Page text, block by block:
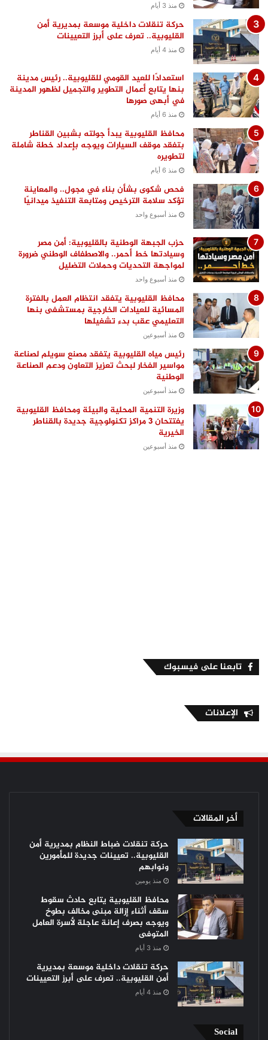
منذ 3 أيام
حركة تنقلات داخلية موسعة بمديرية أمن
القليوبية.. تعرف على أبرز التعيينات
منذ 4 أيام
استعدادًا للعيد القومي للقليوبية.. رئيس مدينة
بنها يتابع أعمال التطوير والتجميل لظهور المدينة
في أبهى صورها
منذ 6 أيام
محافظ القليوبية يبدأ جولته بشبين القناطر
بتفقد موقف السيارات ويوجه بإعداد خطة شاملة
لتطويره
منذ 6 أيام
فحص شكوى بشأن بناء في مجول.. والمعاينة
تؤكد سلامة الترخيص ومتابعة التنفيذ ميدانيًا
منذ أسبوع واحد
حزب الجبهة الوطنية بالقليوبية: أمن مصر
وسيادتها خط أحمر.. والاصطفاف الوطني ضرورة
لمواجهة التحديات وحملات التضليل
منذ أسبوع واحد
محافظ القليوبية يتفقد انتظام العمل بالفترة
المسائية للعيادات الخارجية بمستشفى بنها
التعليمي عقب بدء تشغيلها
منذ أسبوعين
رئيس مياه القليوبية يتفقد مصنع سويلم لصناعة
مواسير الفخار لبحث تعزيز التعاون ودعم الصناعة
الوطنية
منذ أسبوعين
وزيرة التنمية المحلية والبيئة ومحافظ القليوبية
يفتتحان 3 مراكز تكنولوجية جديدة بالقناطر
الخيرية
منذ أسبوعين
تابعنا على فيسبوك
الإعلانات
أخر المقالات
حركة تنقلات ضباط النظام بمديرية أمن
القليوبية.. تعيينات جديدة للمأمورين
ونوابهم
منذ يومين
محافظ القليوبية يتابع حادث سقوط
سقف أثناء إزالة مبنى مخالف بطوخ
ويوجه بصرف إعانة عاجلة لأسرة العامل
المتوفى
منذ 3 أيام
حركة تنقلات داخلية موسعة بمديرية
أمن القليوبية.. تعرف على أبرز التعيينات
منذ 4 أيام
Social